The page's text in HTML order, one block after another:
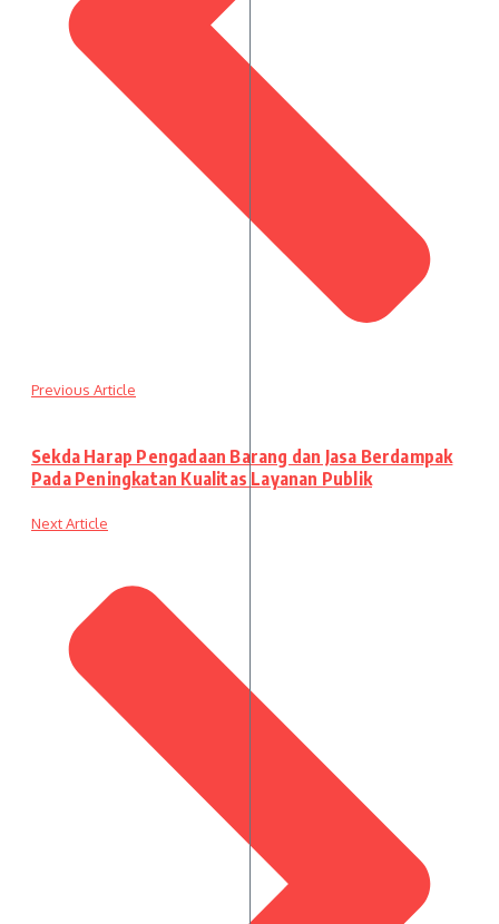
Previous Article
Sekda Harap Pengadaan Barang dan Jasa Berdampak
Pada Peningkatan Kualitas Layanan Publik
Next Article